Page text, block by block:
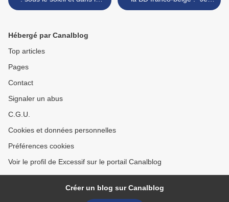
boue...
suis Légion T2 : Vlad"
Hébergé par Canalblog
Top articles
Pages
Contact
Signaler un abus
C.G.U.
Cookies et données personnelles
Préférences cookies
Voir le profil de Excessif sur le portail Canalblog
Créer un blog sur Canalblog